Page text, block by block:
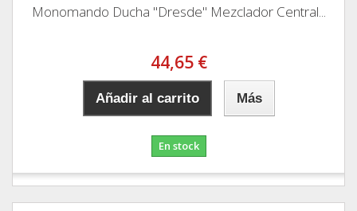
Monomando Ducha "Dresde" Mezclador Central...
44,65 €
Añadir al carrito Más
En stock